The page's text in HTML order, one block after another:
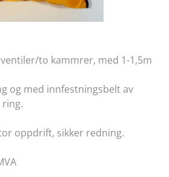
to kammrer, med 1-1,5m
og med innfestningsbelt av
oppdrift, sikker redning.